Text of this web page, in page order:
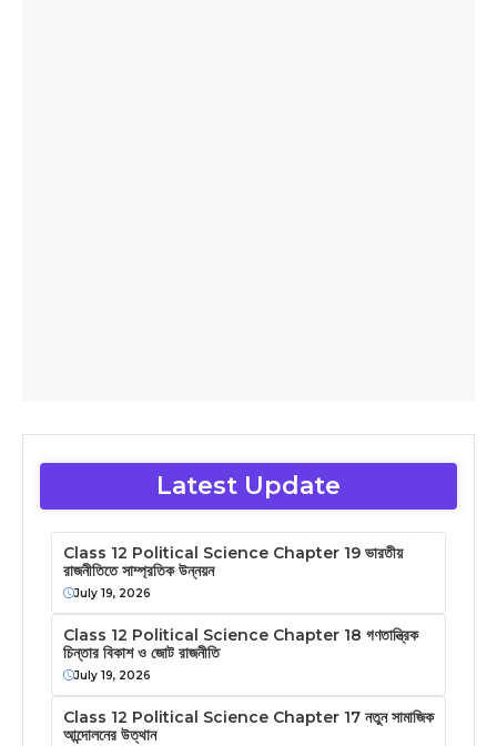
Latest Update
Class 12 Political Science Chapter 19 ভারতীয়
রাজনীতিতে সাম্প্রতিক উন্নয়ন
July 19, 2026
Class 12 Political Science Chapter 18 গণতান্ত্রিক
চিন্তার বিকাশ ও জোট রাজনীতি
July 19, 2026
Class 12 Political Science Chapter 17 নতুন সামাজিক
আন্দোলনের উত্থান